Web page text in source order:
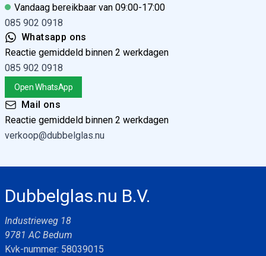
Eindkap set spiegelprofiel Aluminiumkleurig (5x
L & 5x R)
Vandaag bereikbaar van 09:00-17:00
085 902 0918
Whatsapp ons
Reactie gemiddeld binnen 2 werkdagen
085 902 0918
Open WhatsApp
Mail ons
Reactie gemiddeld binnen 2 werkdagen
verkoop@dubbelglas.nu
Dubbelglas.nu B.V.
Industrieweg 18
9781 AC Bedum
Kvk-nummer: 58039015